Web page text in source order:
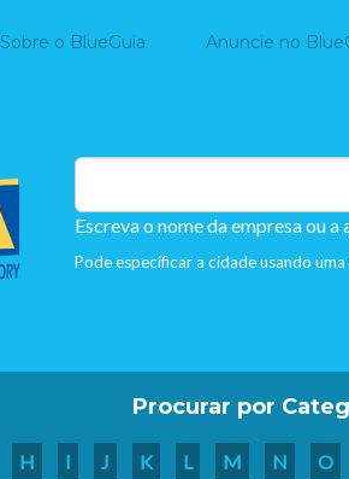
Home
Sobre o BlueGuia Anuncie no
Escreva o nome da empresa ou a
Pode especificar a cidade usando
Procurar por
H I J K L M N O